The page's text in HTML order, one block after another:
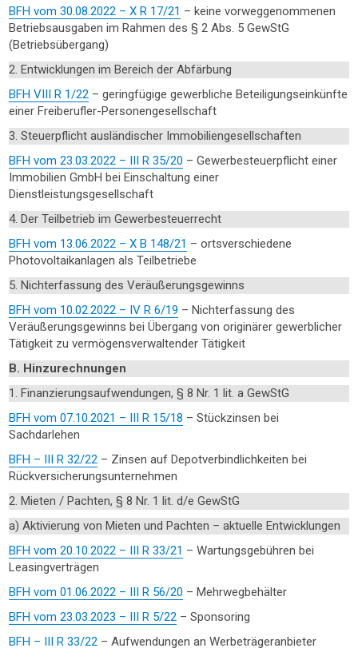
BFH vom 30.08.2022 – X R 17/21 – keine vorweggenommenen
Betriebsausgaben im Rahmen des § 2 Abs. 5 GewStG
(Betriebsübergang)
2. Entwicklungen im Bereich der Abfärbung
BFH VIII R 1/22 – geringfügige gewerbliche Beteiligungseinkünfte
einer Freiberufler-Personengesellschaft
3. Steuerpflicht ausländischer Immobiliengesellschaften
BFH vom 23.03.2022 – III R 35/20 – Gewerbesteuerpflicht einer
Immobilien GmbH bei Einschaltung einer
Dienstleistungsgesellschaft
4. Der Teilbetrieb im Gewerbesteuerrecht
BFH vom 13.06.2022 – X B 148/21 – ortsverschiedene
Photovoltaikanlagen als Teilbetriebe
5. Nichterfassung des Veräußerungsgewinns
BFH vom 10.02.2022 – IV R 6/19 – Nichterfassung des
Veräußerungsgewinns bei Übergang von originärer gewerblicher
Tätigkeit zu vermögensverwaltender Tätigkeit
B. Hinzurechnungen
1. Finanzierungsaufwendungen, § 8 Nr. 1 lit. a GewStG
BFH vom 07.10.2021 – III R 15/18 – Stückzinsen bei
Sachdarlehen
BFH – III R 32/22 – Zinsen auf Depotverbindlichkeiten bei
Rückversicherungsunternehmen
2. Mieten / Pachten, § 8 Nr. 1 lit. d/e GewStG
a) Aktivierung von Mieten und Pachten – aktuelle Entwicklungen
BFH vom 20.10.2022 – III R 33/21 – Wartungsgebühren bei
Leasingverträgen
BFH vom 01.06.2022 – III R 56/20 – Mehrwegbehälter
BFH vom 23.03.2023 – III R 5/22 – Sponsoring
BFH – III R 33/22 – Aufwendungen an Werbeträgeranbieter